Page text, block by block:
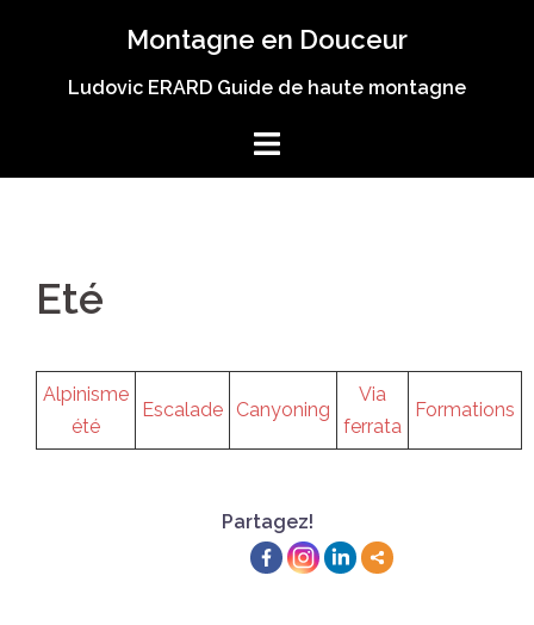
contenu
Montagne en Douceur
Ludovic ERARD Guide de haute montagne
Eté
Alpinisme
été
Escalade Canyoning
Via
ferrata
Formations
Partagez!